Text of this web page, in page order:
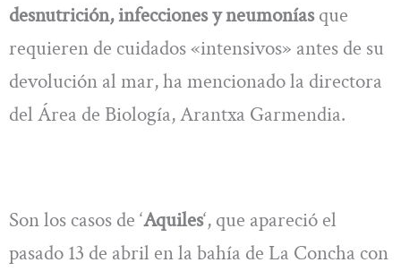
desnutrición, infecciones y neumoníasque
requieren de cuidados «intensivos» antes de su
devolución al mar, ha mencionado la directora
del Área de Biología, Arantxa Garmendia.
Son los casos de ‘Aquiles‘, que apareció el
pasado 13 de abril en la bahía de La Concha con